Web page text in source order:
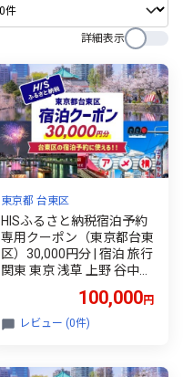
詳細表示
東京都 台東区
HISふるさと納税宿泊予約
専用クーポン（東京都台東
区）30,000円分 | 宿泊 旅行
関東 東京 浅草 上野 谷中
100,000円
レビュー (0件)